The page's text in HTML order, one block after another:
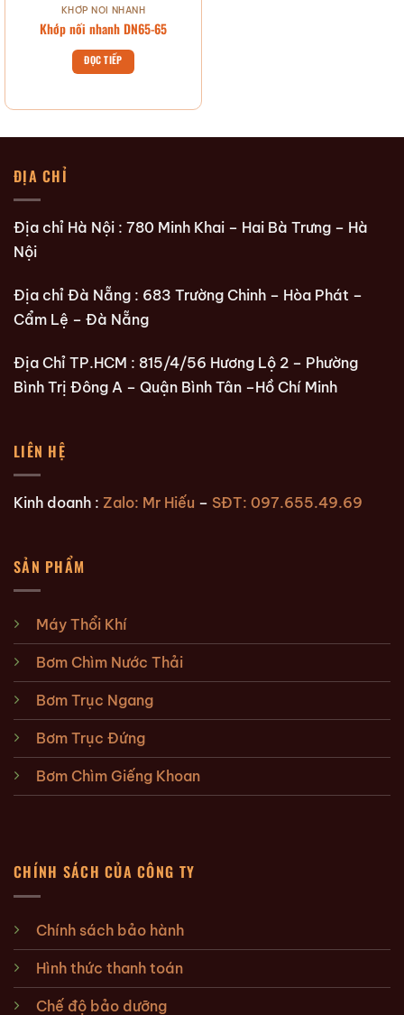
KHỚP NỐI NHANH
Khớp nối nhanh DN65-65
ĐỌC TIẾP
ĐỊA CHỈ
Địa chỉ Hà Nội : 780 Minh Khai – Hai Bà Trưng – Hà
Nội
Địa chỉ Đà Nẵng : 683 Trường Chinh – Hòa Phát –
Cẩm Lệ – Đà Nẵng
Địa Chỉ TP.HCM : 815/4/56 Hương Lộ 2 – Phường
Bình Trị Đông A – Quận Bình Tân –Hồ Chí Minh
LIÊN HỆ
Kinh doanh : Zalo: Mr Hiếu – SĐT: 097.655.49.69
SẢN PHẨM
Máy Thổi Khí
Bơm Chìm Nước Thải
Bơm Trục Ngang
Bơm Trục Đứng
Bơm Chìm Giếng Khoan
CHÍNH SÁCH CỦA CÔNG TY
Chính sách bảo hành
Hình thức thanh toán
Chế độ bảo dưỡng